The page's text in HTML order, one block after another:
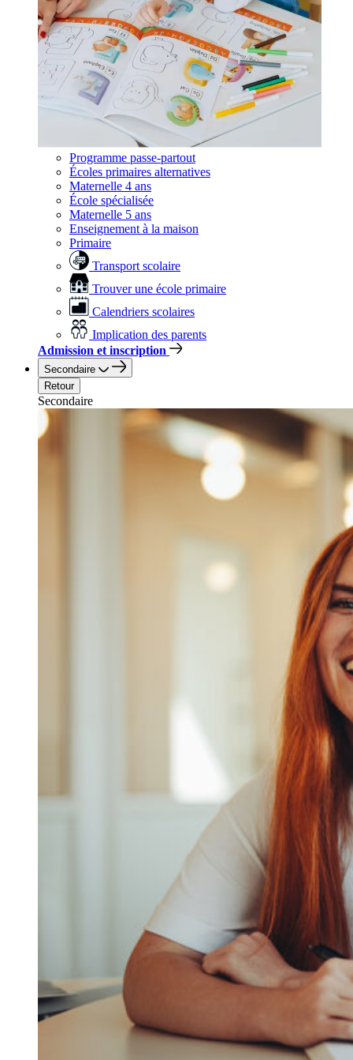
Programme passe-partout
Écoles primaires alternatives
Maternelle 4 ans
École spécialisée
Maternelle 5 ans
Enseignement à la maison
Primaire
Transport scolaire
Trouver une école primaire
Calendriers scolaires
Implication des parents
Admission et inscription
Secondaire
Retour
Secondaire